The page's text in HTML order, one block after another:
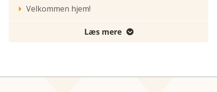
 Velkommen hjem!
Læs mere 